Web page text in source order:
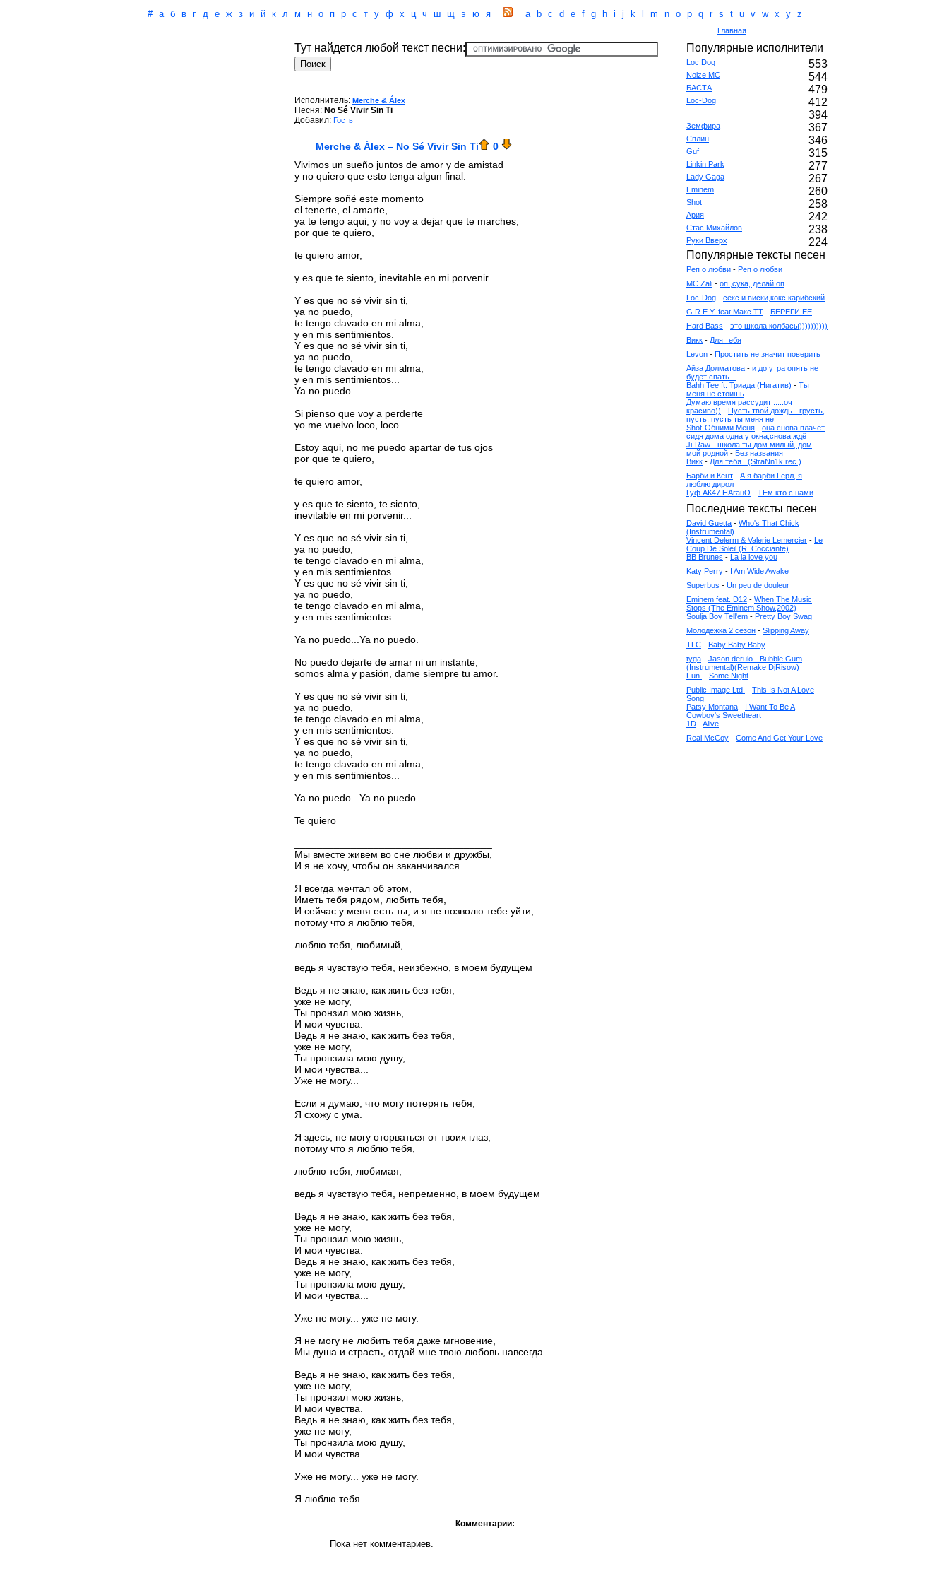
# а б в г д е ж з и й к л м н о п р с т у ф х ц ч ш щ э ю я a b c d e f g h i j k m n o p q r s t u v w x y z
Главная
Тут найдется любой текст песни:
Исполнитель: Merche & Álex
Песня: No Sé Vivir Sin Ti
Добавил: Гость
Merche & Álex – No Sé Vivir Sin Ti
0
Vivimos un sueño juntos de amor y de amistad
y no quiero que esto tenga algun final.
Siempre soñé este momento
el tenerte, el amarte,
ya te tengo aqui, y no voy a dejar que te marches,
por que te quiero,
te quiero amor,
y es que te siento, inevitable en mi porvenir
Y es que no sé vivir sin ti,
ya no puedo,
te tengo clavado en mi alma,
y en mis sentimientos.
Y es que no sé vivir sin ti,
ya no puedo,
te tengo clavado en mi alma,
y en mis sentimientos...
Ya no puedo...
Si pienso que voy a perderte
yo me vuelvo loco, loco...
Estoy aqui, no me puedo apartar de tus ojos
por que te quiero,
te quiero amor,
y es que te siento, te siento,
inevitable en mi porvenir...
Y es que no sé vivir sin ti,
ya no puedo,
te tengo clavado en mi alma,
y en mis sentimientos.
Y es que no sé vivir sin ti,
ya no puedo,
te tengo clavado en mi alma,
y en mis sentimientos...
Ya no puedo...Ya no puedo.
No puedo dejarte de amar ni un instante,
somos alma y pasión, dame siempre tu amor.
Y es que no sé vivir sin ti,
ya no puedo,
te tengo clavado en mi alma,
y en mis sentimientos.
Y es que no sé vivir sin ti,
ya no puedo,
te tengo clavado en mi alma,
y en mis sentimientos...
Ya no puedo...Ya no puedo
Te quiero
Мы вместе живем во сне любви и дружбы,
И я не хочу, чтобы он заканчивался.
Я всегда мечтал об этом,
Иметь тебя рядом, любить тебя,
И сейчас у меня есть ты, и я не позволю тебе уйти,
потому что я люблю тебя,
люблю тебя, любимый,
ведь я чувствую тебя, неизбежно, в моем будущем
Ведь я не знаю, как жить без тебя,
уже не могу,
Ты пронзил мою жизнь,
И мои чувства.
Ведь я не знаю, как жить без тебя,
уже не могу,
Ты пронзила мою душу,
И мои чувства...
Уже не могу...
Если я думаю, что могу потерять тебя,
Я схожу с ума.
Я здесь, не могу оторваться от твоих глаз,
потому что я люблю тебя,
люблю тебя, любимая,
ведь я чувствую тебя, непременно, в моем будущем
Ведь я не знаю, как жить без тебя,
уже не могу,
Ты пронзил мою жизнь,
И мои чувства.
Ведь я не знаю, как жить без тебя,
уже не могу,
Ты пронзила мою душу,
И мои чувства...
Уже не могу... уже не могу.
Я не могу не любить тебя даже мгновение,
Мы душа и страсть, отдай мне твою любовь навсегда.
Ведь я не знаю, как жить без тебя,
уже не могу,
Ты пронзил мою жизнь,
И мои чувства.
Ведь я не знаю, как жить без тебя,
уже не могу,
Ты пронзила мою душу,
И мои чувства...
Уже не могу... уже не могу.
Я люблю тебя
Комментарии:
Пока нет комментариев.
Популярные исполнители
Loc Dog 553
Noize MC 544
БАСТА 479
Loc-Dog
412
394
Земфира 367
Сплин 346
Guf 315
Linkin Park 277
Lady Gaga 267
Eminem 260
Shot 258
Ария 242
Стас Михайлов 238
Руки Вверх
224
Популярные тексты песен
Реп о любви - Реп о любви
MC Zali - оп ,сука, делай оп
Loc-Dog - секс и виски,кокс карибский
G.R.E.Y. feat Макс ТТ - БЕРЕГИ ЕЕ
Hard Bass - это школа колбасы))))))))))
Викк - Для тебя
Levon - Простить не значит поверить
Айза Долматова - и до утра опять не
будет спать...
Bahh Tee ft. Триада (Нигатив) - Ты
меня не стоишь
Думаю время рассудит .....оч
красиво)) - Пусть твой дождь - грусть,
пусть, пусть ты меня не
Shot-Обними Меня - она снова плачет
сидя дома одна у окна,снова ждёт
Ji-Raw - школа ты дом милый, дом
мой родной - Без названия
Викк - Для тебя...(StraNn1k rec.)
Барби и Кент - А я барби Гёрл, я
люблю дирол
Гуф АК47 НАганО - ТЕм кто с нами
Последние тексты песен
David Guetta - Who's That Chick
(Instrumental)
Vincent Delerm & Valerie Lemercier - Le
Coup De Soleil (R. Cocciante)
BB Brunes - La la love you
Katy Perry - I Am Wide Awake
Superbus - Un peu de douleur
Eminem feat. D12 - When The Music
Stops (The Eminem Show,2002)
Soulja Boy Tell'em - Pretty Boy Swag
Молодежка 2 сезон - Slipping Away
TLC - Baby Baby Baby
tyga - Jason derulo - Bubble Gum
(Instrumental)(Remake DjRisow)
Fun. - Some Night
Public Image Ltd. - This Is Not A Love
Song
Patsy Montana - I Want To Be A
Cowboy's Sweetheart
1D -Alive
Real McCoy - Come And Get Your Love